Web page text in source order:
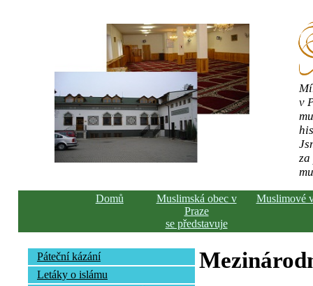
v
Domů
Muslimská obec v
Praze
se představuje
Muslimové
Páteční kázání
Letáky o islámu